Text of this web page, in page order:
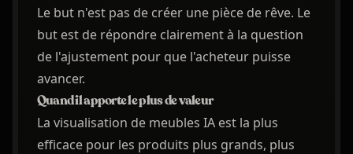
Le but n'est pas de créer une pièce de rêve. Le
but est de répondre clairement à la question
de l'ajustement pour que l'acheteur puisse
avancer.
Quand il apporte le plus de valeur
La visualisation de meubles IA est la plus
efficace pour les produits plus grands, plus